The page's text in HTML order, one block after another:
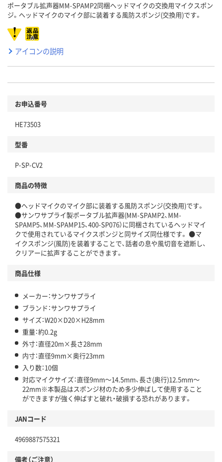
ポータブル拡声器MM-SPAMP2同梱ヘッドマイクの交換用マイクスポン
ジ。ヘッドマイクのマイク部に装着する風防スポンジ(交換用)です。
アイコンの説明
お申込番号
HE73503
型番
P-SP-CV2
商品の特徴
●ヘッドマイクのマイク部に装着する風防スポンジ(交換用)です。
●サンワサプライ製ポータブル拡声器(MM-SPAMP2、MM-
SPAMP5、MM-SPAMP15、400-SP076）に同梱されているヘッドマイ
クで使用されているマイクスポンジと同サイズ同仕様です。 ●マ
イクスポンジ(風防)を装着することで、話者の息や風切音を遮断し、
クリアーに拡声することができます。
商品仕様
メーカー：サンワサプライ
ブランド：サンワサプライ
サイズ：W20×D20×H28mm
重量：約0.2g
外寸：直径20m×長さ28mm
内寸：直径9mm×奥行23mm
入り数：10個
対応マイクサイズ：直径9mm～14.5mm、長さ(奥行)12.5mm～
22mm※本製品はスポンジ材のため多少伸ばして使用すること
ができますが強く伸ばすと破れ・破損する恐れがあります。
JANコード
4969887575321
備考（ご注意）